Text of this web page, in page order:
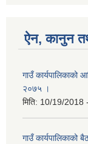
ऐन, कानुन
गाउँ कार्यपालिकाको
२०७५ ।
मिति: 10/19/2018
गाउँ कार्यपालिकाको